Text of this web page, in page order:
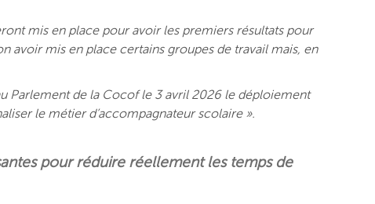
mis en place pour avoir les premiers résultats pour
avoir mis en place certains groupes de travail mais, en
Parlement de la Cocof le 3 avril 2026 le déploiement
le métier d’accompagnateur scolaire ».
pour réduire réellement les temps de